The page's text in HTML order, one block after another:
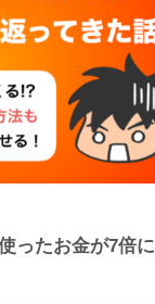
ったお金が7倍